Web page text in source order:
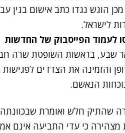
הוגש נגדו כתב אישום בגין
לישראל.
לעמוד הפייסבוק של החדשות
שבע, בראשות השופטת שרה
והזמינה את הצדדים לפגישות
הנאשם.
שהתיק חלש ואומרת
כי עדי התביעה אינם